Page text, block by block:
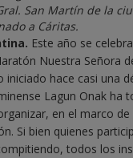
San Martín de la
a Cáritas.
Este año se
Nuestra Señora
iniciado hace casi una
Lagun Onak ha
en el marco de
Si bien quienes
todos los